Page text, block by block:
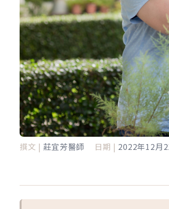
撰文 | 莊宜芳醫師 日期 | 2022年12月